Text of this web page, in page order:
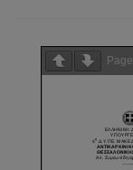
Page